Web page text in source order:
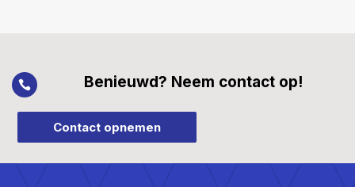
 Benieuwd? Neem contact op!
Contact opnemen